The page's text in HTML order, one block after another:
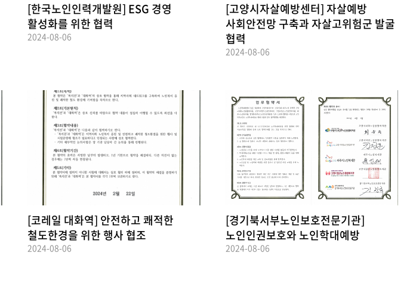
[한국노인인력개발원] ESG 경영
활성화를 위한 협력
2024-08-06
[고양시자살예방센터] 자살예방
사회안전망 구축과 자살고위험군 발굴
협력
2024-08-06
[코레일 대화역] 안전하고 쾌적한
철도한경을 위한 행사 협조
2024-08-06
[경기북서부노인보호전문기관]
노인인권보호와 노인학대예방
2024-08-06